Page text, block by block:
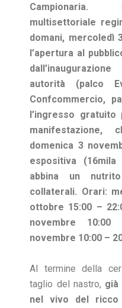
Campionaria.
multisettoriale
domani, mercoledì
l’apertura al
autorità (palco
Confcommercio,
l’ingresso
domenica 3
espositiva
abbina un
collaterali. Orari:
ottobre 15:00 –
novembre
novembre 10:00 –
Al termine della
taglio del nastro, già
nel vivo del ricco